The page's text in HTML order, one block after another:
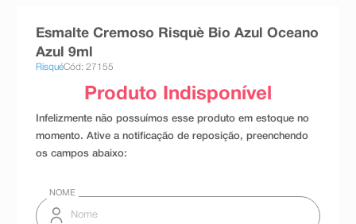
Esmalte Cremoso Risquè Bio Azul Oceano
Azul 9ml
RisquéCód: 27155
absorvente
10º shampoo